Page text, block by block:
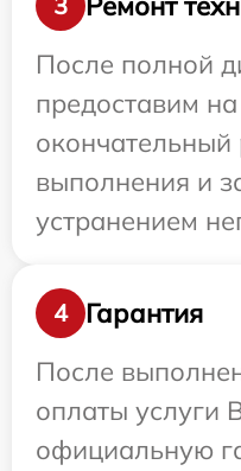
После полной
предоставим
окончательный
выполнения и
устранением
4
Гарантия
После
оплаты услуги
официальную